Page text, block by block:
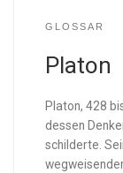
GLOSSAR
Platon
Platon, 428
dessen
schilderte.